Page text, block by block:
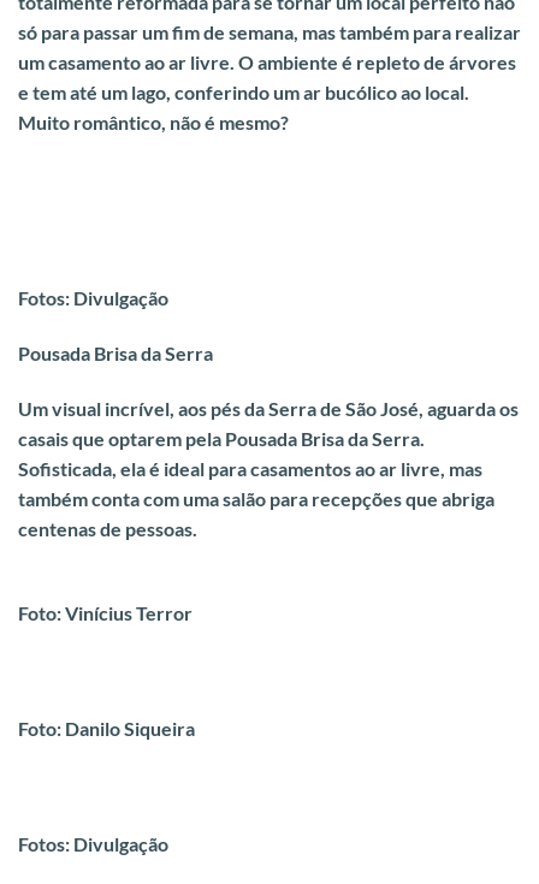
só para passar um fim de semana, mas também para realizar
um casamento ao ar livre. O ambiente é repleto de árvores
e tem até um lago, conferindo um ar bucólico ao local.
Muito romântico, não é mesmo?
Fotos: Divulgação
Pousada Brisa da Serra
Um visual incrível, aos pés da Serra de São José, aguarda os
casais que optarem pela Pousada Brisa da Serra.
Sofisticada, ela é ideal para casamentos ao ar livre, mas
também conta com uma salão para recepções que abriga
centenas de pessoas.
Foto: Vinícius Terror
Foto: Danilo Siqueira
Fotos: Divulgação